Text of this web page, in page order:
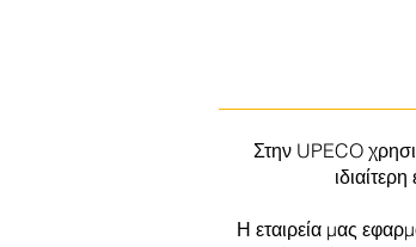
Στην UPECO
Η εταιρεία μας